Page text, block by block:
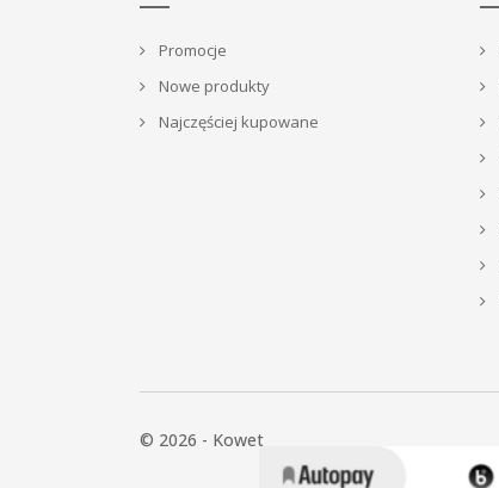
Promocje
Nowe produkty
Najczęściej kupowane
© 2026 - Kowet